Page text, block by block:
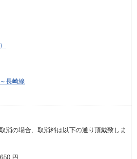
長崎線
消の場合、取消料は以下の通り頂戴致しま
650 円